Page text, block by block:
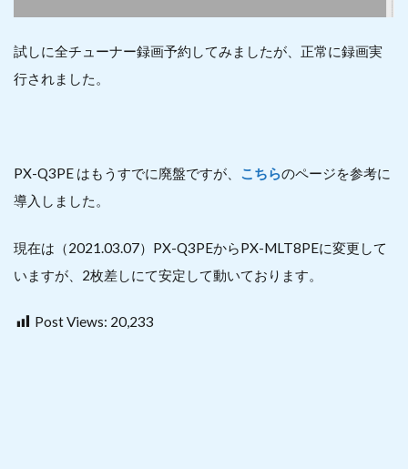
試しに全チューナー録画予約してみましたが、正常に録画実
行されました。
PX-Q3PE はもうすでに廃盤ですが、 こちらのページを参考に
導入しました。
現在は（2021.03.07）PX-Q3PEからPX-MLT8PEに変更して
いますが、2枚差しにて安定して動いております。
Post Views: 20,233